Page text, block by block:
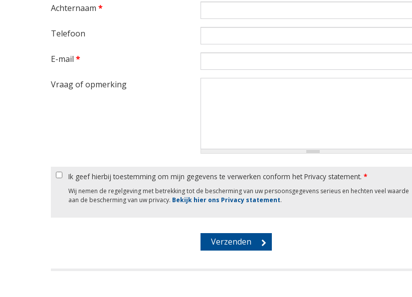
Achternaam *
Telefoon
E-mail *
Vraag of opmerking
Ik geef hierbij toestemming om mijn gegevens te verwerken conform het Privacy statement. *
Wij nemen de regelgeving met betrekking tot de bescherming van uw persoonsgegevens serieus en hechten veel waarde
aan de bescherming van uw privacy. Bekijk hier ons Privacy statement.